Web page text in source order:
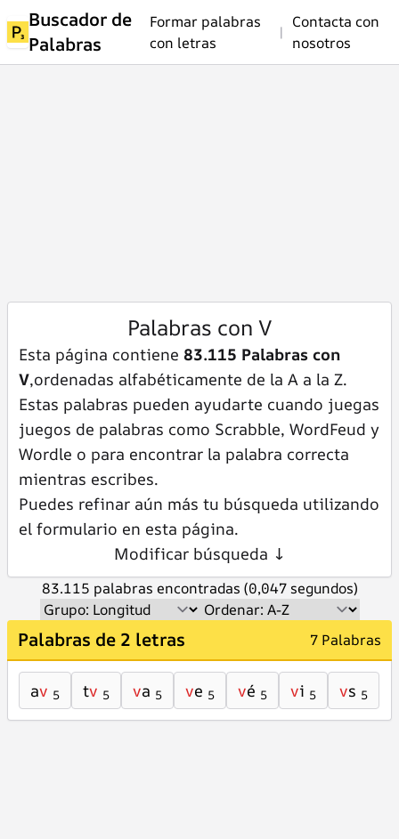
Buscador de
Palabras
Formar palabras
con letras
|
Contacta con
nosotros
Palabras con V
Esta página contiene 83.115 Palabras con
V,ordenadas alfabéticamente de la A a la Z.
Estas palabras pueden ayudarte cuando juegas
juegos de palabras como Scrabble, WordFeud y
Wordle o para encontrar la palabra correcta
mientras escribes.
Puedes refinar aún más tu búsqueda utilizando
el formulario en esta página.
Modificar búsqueda ↓
83.115 palabras encontradas (0,047 segundos)
Palabras de 2 letras 7 Palabras
av 5 tv 5 va 5 ve 5 vé 5 vi 5 vs 5